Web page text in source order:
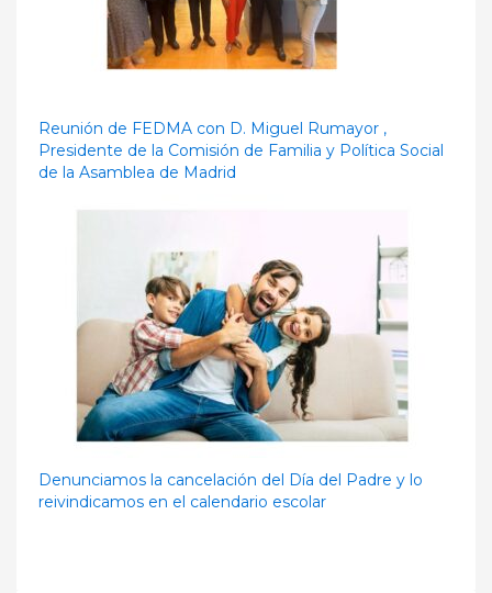
Reunión de FEDMA con D. Miguel Rumayor ,
Presidente de la Comisión de Familia y Política Social
de la Asamblea de Madrid
Denunciamos la cancelación del Día del Padre y lo
reivindicamos en el calendario escolar